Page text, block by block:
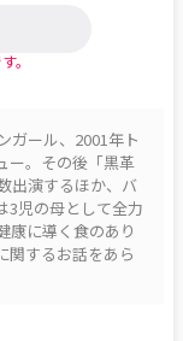
。
ガール、2001年ト
ー。その後「黒革
出演するほか、バ
3児の母として全力
康に導く食のあり
関するお話をあら